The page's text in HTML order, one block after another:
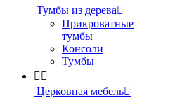
Тумбы из дерева
Прикроватные
тумбы
Консоли
Тумбы
 
Церковная мебель